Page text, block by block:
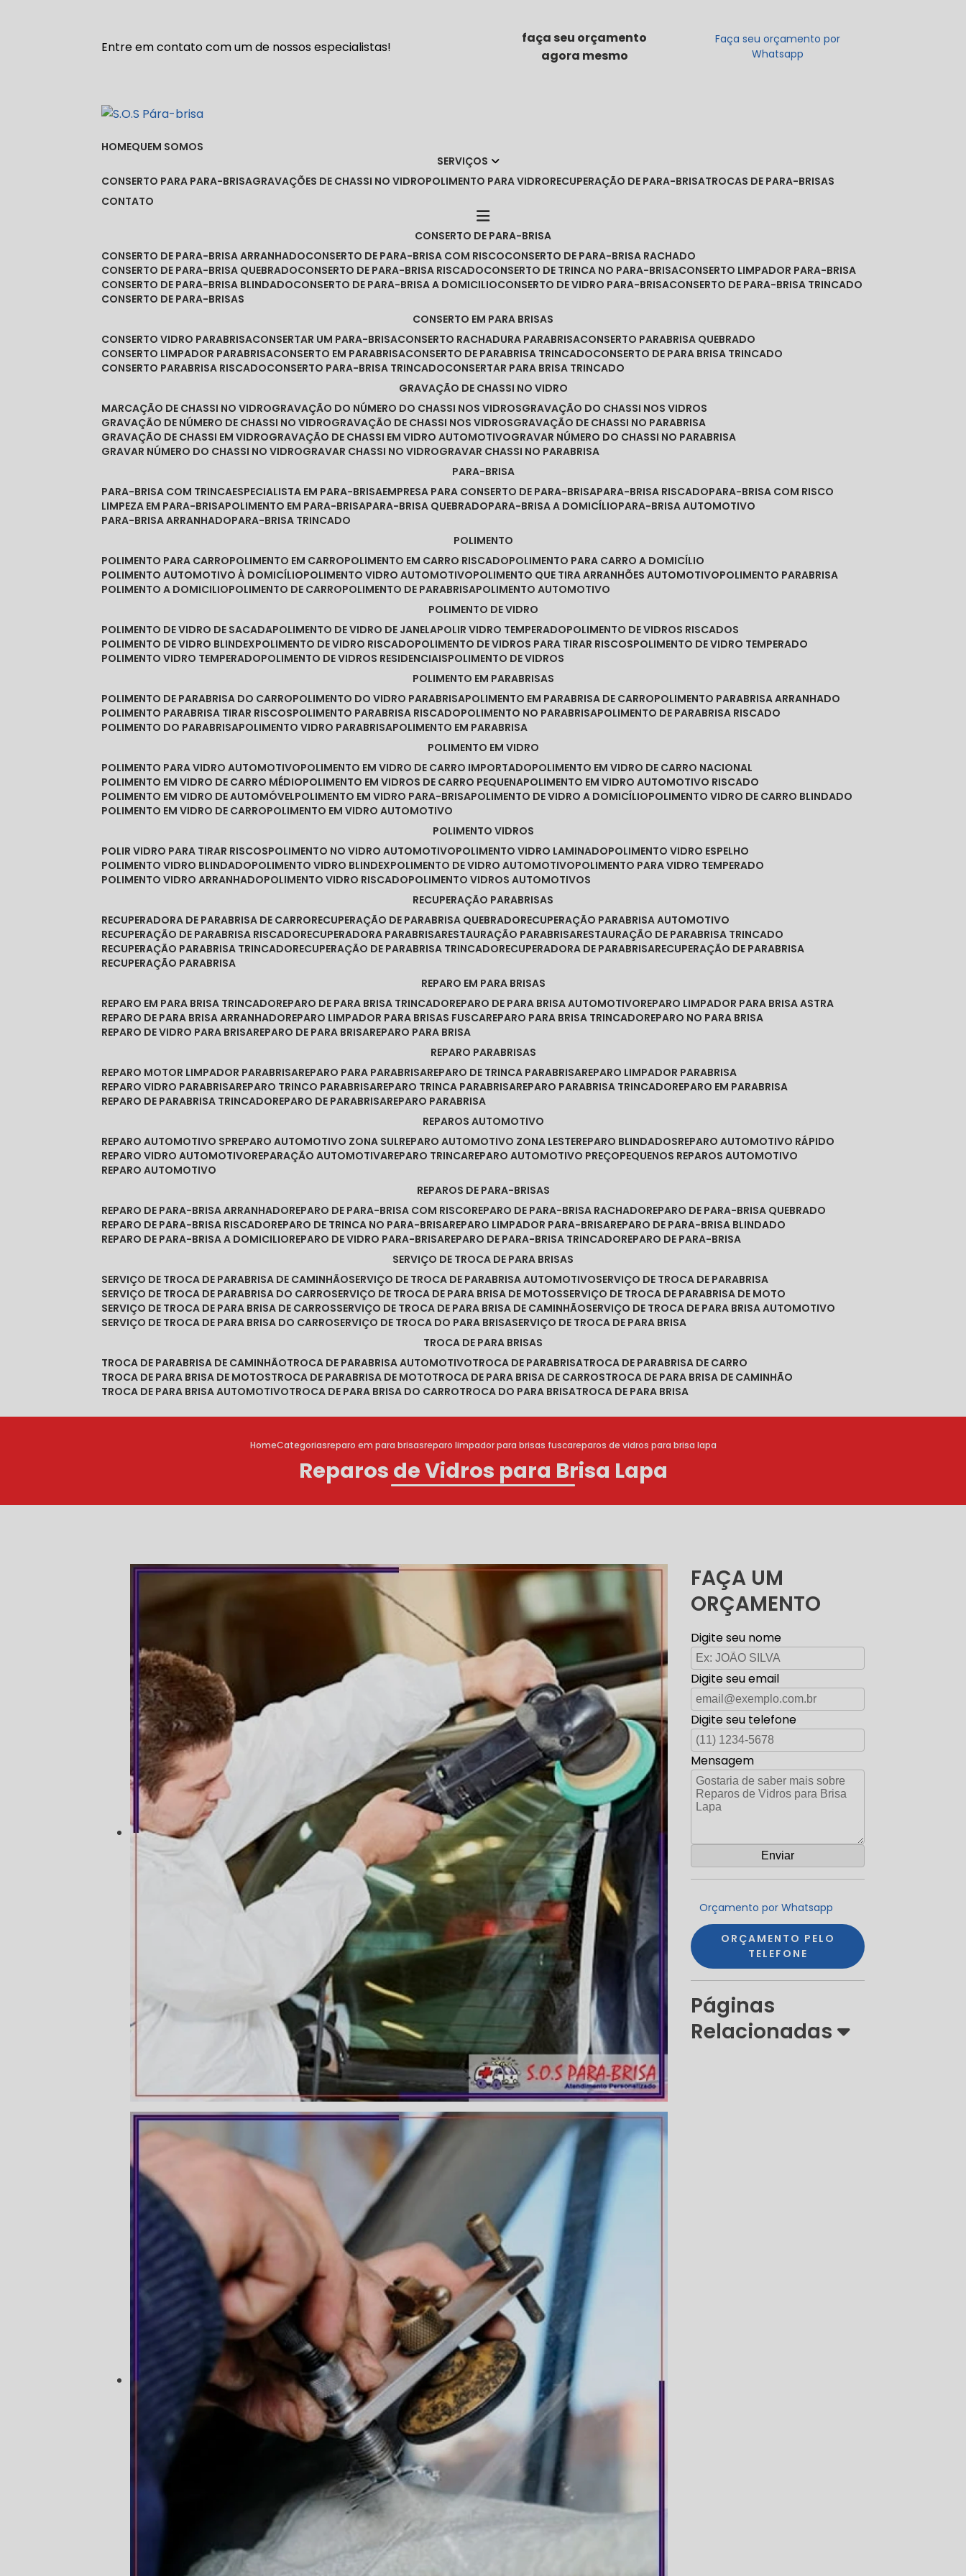
Entre em contato com um de nossos especialistas!
faça seu orçamento
agora mesmo
Faça seu orçamento por
Whatsapp
HOME
QUEM SOMOS
SERVIÇOS
CONSERTO PARA PARA-BRISA
GRAVAÇÕES DE CHASSI NO VIDRO POLIMENTO PARA VIDRO RECUPERAÇÃO DE PARA-BRISA TROCAS DE PARA-BRISAS
CONTATO
CONSERTO DE PARA-BRISA
CONSERTO DE PARA-BRISA ARRANHADO
CONSERTO DE PARA-BRISA COM RISCO
CONSERTO DE PARA-BRISA RACHADO
CONSERTO DE PARA-BRISA QUEBRADO
CONSERTO DE PARA-BRISA RISCADO CONSERTO DE TRINCA NO PARA-BRISA CONSERTO LIMPADOR PARA-BRISA
CONSERTO DE PARA-BRISA BLINDADO
CONSERTO DE PARA-BRISA A DOMICILIO CONSERTO DE VIDRO PARA-BRISA CONSERTO DE PARA-BRISA TRINCADO
CONSERTO DE PARA-BRISAS
CONSERTO EM PARA BRISAS
CONSERTO VIDRO PARABRISA CONSERTAR UM PARA-BRISA CONSERTO RACHADURA PARABRISA CONSERTO PARABRISA QUEBRADO
CONSERTO LIMPADOR PARABRISA CONSERTO EM PARABRISA CONSERTO DE PARABRISA TRINCADO
CONSERTO DE PARA BRISA TRINCADO
CONSERTO PARABRISA RISCADO
CONSERTO PARA-BRISA TRINCADO
CONSERTAR PARA BRISA TRINCADO
GRAVAÇÃO DE CHASSI NO VIDRO
MARCAÇÃO DE CHASSI NO VIDRO
GRAVAÇÃO DO NÚMERO DO CHASSI NOS VIDROS
GRAVAÇÃO DO CHASSI NOS VIDROS
GRAVAÇÃO DE NÚMERO DE CHASSI NO VIDRO
GRAVAÇÃO DE CHASSI NOS VIDROS
GRAVAÇÃO DE CHASSI NO PARABRISA
GRAVAÇÃO DE CHASSI EM VIDRO
GRAVAÇÃO DE CHASSI EM VIDRO AUTOMOTIVO
GRAVAR NÚMERO DO CHASSI NO PARABRISA
GRAVAR NÚMERO DO CHASSI NO VIDRO
GRAVAR CHASSI NO VIDRO
GRAVAR CHASSI NO PARABRISA
PARA-BRISA
PARA-BRISA COM TRINCA ESPECIALISTA EM PARA-BRISA EMPRESA PARA CONSERTO DE PARA-BRISA PARA-BRISA RISCADO PARA-BRISA COM RISCO
LIMPEZA EM PARA-BRISA POLIMENTO EM PARA-BRISA PARA-BRISA QUEBRADO PARA-BRISA A DOMICÍLIO PARA-BRISA AUTOMOTIVO
PARA-BRISA ARRANHADO PARA-BRISA TRINCADO
POLIMENTO
POLIMENTO PARA CARRO POLIMENTO EM CARRO POLIMENTO EM CARRO RISCADO POLIMENTO PARA CARRO A DOMICÍLIO
POLIMENTO AUTOMOTIVO À DOMICÍLIO POLIMENTO VIDRO AUTOMOTIVO POLIMENTO QUE TIRA ARRANHÕES AUTOMOTIVO POLIMENTO PARABRISA
POLIMENTO A DOMICILIO POLIMENTO DE CARRO POLIMENTO DE PARABRISA POLIMENTO AUTOMOTIVO
POLIMENTO DE VIDRO
POLIMENTO DE VIDRO DE SACADA POLIMENTO DE VIDRO DE JANELA POLIR VIDRO TEMPERADO POLIMENTO DE VIDROS RISCADOS
POLIMENTO DE VIDRO BLINDEX POLIMENTO DE VIDRO RISCADO POLIMENTO DE VIDROS PARA TIRAR RISCOS POLIMENTO DE VIDRO TEMPERADO
POLIMENTO VIDRO TEMPERADO POLIMENTO DE VIDROS RESIDENCIAIS POLIMENTO DE VIDROS
POLIMENTO EM PARABRISAS
POLIMENTO DE PARABRISA DO CARRO POLIMENTO DO VIDRO PARABRISA POLIMENTO EM PARABRISA DE CARRO POLIMENTO PARABRISA ARRANHADO
POLIMENTO PARABRISA TIRAR RISCOS POLIMENTO PARABRISA RISCADO POLIMENTO NO PARABRISA POLIMENTO DE PARABRISA RISCADO
POLIMENTO DO PARABRISA POLIMENTO VIDRO PARABRISA POLIMENTO EM PARABRISA
POLIMENTO EM VIDRO
POLIMENTO PARA VIDRO AUTOMOTIVO POLIMENTO EM VIDRO DE CARRO IMPORTADO POLIMENTO EM VIDRO DE CARRO NACIONAL
POLIMENTO EM VIDRO DE CARRO MÉDIO POLIMENTO EM VIDROS DE CARRO PEQUENA POLIMENTO EM VIDRO AUTOMOTIVO RISCADO
POLIMENTO EM VIDRO DE AUTOMÓVEL POLIMENTO EM VIDRO PARA-BRISA POLIMENTO DE VIDRO A DOMICÍLIO POLIMENTO VIDRO DE CARRO BLINDADO
POLIMENTO EM VIDRO DE CARRO POLIMENTO EM VIDRO AUTOMOTIVO
POLIMENTO VIDROS
POLIR VIDRO PARA TIRAR RISCOS POLIMENTO NO VIDRO AUTOMOTIVO POLIMENTO VIDRO LAMINADO POLIMENTO VIDRO ESPELHO
POLIMENTO VIDRO BLINDADO POLIMENTO VIDRO BLINDEX POLIMENTO DE VIDRO AUTOMOTIVO POLIMENTO PARA VIDRO TEMPERADO
POLIMENTO VIDRO ARRANHADO POLIMENTO VIDRO RISCADO POLIMENTO VIDROS AUTOMOTIVOS
RECUPERAÇÃO PARABRISAS
RECUPERADORA DE PARABRISA DE CARRO RECUPERAÇÃO DE PARABRISA QUEBRADO RECUPERAÇÃO PARABRISA AUTOMOTIVO
RECUPERAÇÃO DE PARABRISA RISCADO RECUPERADORA PARABRISA RESTAURAÇÃO PARABRISA RESTAURAÇÃO DE PARABRISA TRINCADO
RECUPERAÇÃO PARABRISA TRINCADO RECUPERAÇÃO DE PARABRISA TRINCADO RECUPERADORA DE PARABRISA RECUPERAÇÃO DE PARABRISA
RECUPERAÇÃO PARABRISA
REPARO EM PARA BRISAS
REPARO EM PARA BRISA TRINCADO REPARO DE PARA BRISA TRINCADO REPARO DE PARA BRISA AUTOMOTIVO REPARO LIMPADOR PARA BRISA ASTRA
REPARO DE PARA BRISA ARRANHADO REPARO LIMPADOR PARA BRISAS FUSCA REPARO PARA BRISA TRINCADO REPARO NO PARA BRISA
REPARO DE VIDRO PARA BRISA REPARO DE PARA BRISA REPARO PARA BRISA
REPARO PARABRISAS
REPARO MOTOR LIMPADOR PARABRISA REPARO PARA PARABRISA REPARO DE TRINCA PARABRISA REPARO LIMPADOR PARABRISA
REPARO VIDRO PARABRISA REPARO TRINCO PARABRISA REPARO TRINCA PARABRISA REPARO PARABRISA TRINCADO REPARO EM PARABRISA
REPARO DE PARABRISA TRINCADO REPARO DE PARABRISA REPARO PARABRISA
REPAROS AUTOMOTIVO
REPARO AUTOMOTIVO SP REPARO AUTOMOTIVO ZONA SUL REPARO AUTOMOTIVO ZONA LESTE REPARO BLINDADOS REPARO AUTOMOTIVO RÁPIDO
REPARO VIDRO AUTOMOTIVO REPARAÇÃO AUTOMOTIVA REPARO TRINCA REPARO AUTOMOTIVO PREÇO PEQUENOS REPAROS AUTOMOTIVO
REPARO AUTOMOTIVO
REPAROS DE PARA-BRISAS
REPARO DE PARA-BRISA ARRANHADO REPARO DE PARA-BRISA COM RISCO REPARO DE PARA-BRISA RACHADO REPARO DE PARA-BRISA QUEBRADO
REPARO DE PARA-BRISA RISCADO REPARO DE TRINCA NO PARA-BRISA REPARO LIMPADOR PARA-BRISA REPARO DE PARA-BRISA BLINDADO
REPARO DE PARA-BRISA A DOMICILIO REPARO DE VIDRO PARA-BRISA REPARO DE PARA-BRISA TRINCADO REPARO DE PARA-BRISA
SERVIÇO DE TROCA DE PARA BRISAS
SERVIÇO DE TROCA DE PARABRISA DE CAMINHÃO SERVIÇO DE TROCA DE PARABRISA AUTOMOTIVO SERVIÇO DE TROCA DE PARABRISA
SERVIÇO DE TROCA DE PARABRISA DO CARRO SERVIÇO DE TROCA DE PARA BRISA DE MOTOS SERVIÇO DE TROCA DE PARABRISA DE MOTO
SERVIÇO DE TROCA DE PARA BRISA DE CARROS SERVIÇO DE TROCA DE PARA BRISA DE CAMINHÃO SERVIÇO DE TROCA DE PARA BRISA AUTOMOTIVO
SERVIÇO DE TROCA DE PARA BRISA DO CARRO SERVIÇO DE TROCA DO PARA BRISA SERVIÇO DE TROCA DE PARA BRISA
TROCA DE PARA BRISAS
TROCA DE PARABRISA DE CAMINHÃO TROCA DE PARABRISA AUTOMOTIVO TROCA DE PARABRISA TROCA DE PARABRISA DE CARRO
TROCA DE PARA BRISA DE MOTOS TROCA DE PARABRISA DE MOTO TROCA DE PARA BRISA DE CARROS TROCA DE PARA BRISA DE CAMINHÃO
TROCA DE PARA BRISA AUTOMOTIVO TROCA DE PARA BRISA DO CARRO TROCA DO PARA BRISA TROCA DE PARA BRISA
HomeCategoriasreparo em para brisasreparo limpador para brisas fuscareparos de vidros para brisa lapa
Reparos de Vidros para Brisa Lapa
FAÇA UM
ORÇAMENTO
Digite seu nome
Digite seu email
Digite seu telefone
Mensagem
Orçamento por Whatsapp
ORÇAMENTO PELO
TELEFONE
Páginas
Relacionadas